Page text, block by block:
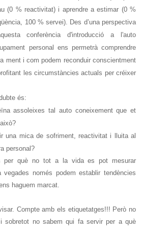
(0 % reactivitat) i aprendre a estimar (0 %
100 % servei). Des d’una perspectiva
conferènciad'introducció a
l'auto
personal ens permetrà comprendre
ment i com podem reconduir conscientment
les circumstàncies actuals per créixer
és:
assoleixes tal auto coneixementque et
una mica de sofriment, reactivitat i lluita al
personal?
per què no tot a la vida es pot mesurar
només podem establir tendències
haguem marcat.
Compte amb els etiquetatges!!! Però no
sobretot no sabem qui fa servir per a què